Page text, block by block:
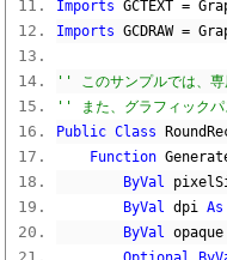
Imports GCTEXT =
Imports GCDRAW =
'' このサンプルでは、
'' また、グラフィックパ
Public Class
Function
ByVal
ByVal dpi As
ByVal opaque